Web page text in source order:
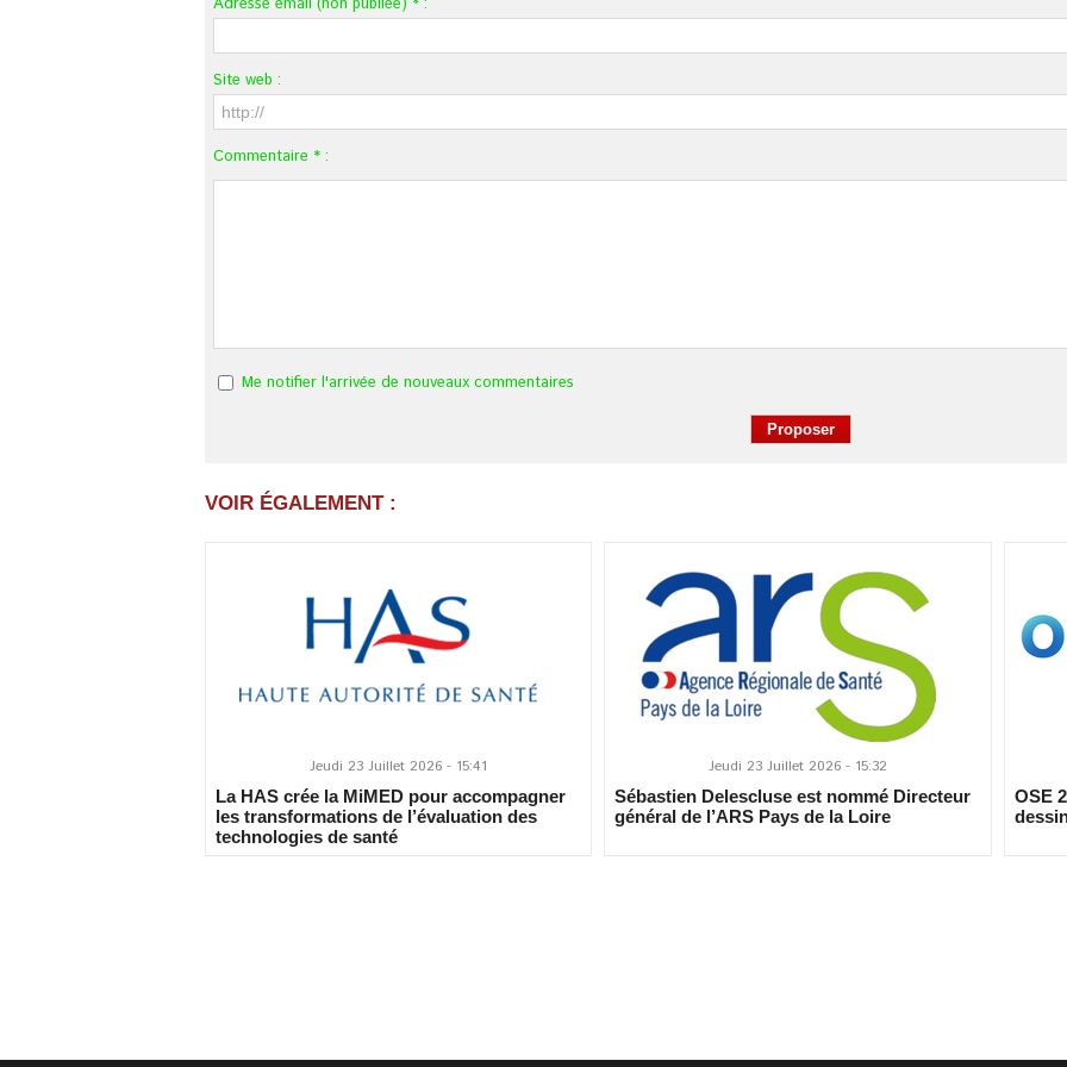
Site web :
Commentaire * :
Me notifier l'arrivée de nouveaux commentaires
VOIR ÉGALEMENT :
Jeudi 23 Juillet 2026 - 15:41
La HAS crée la MiMED pour accompagner
les transformations de l’évaluation des
technologies de santé
Jeudi 23 Juillet 2026 - 15:32
Sébastien Delescluse est nommé Directeur
général de l’ARS Pays de la Loire
OSE